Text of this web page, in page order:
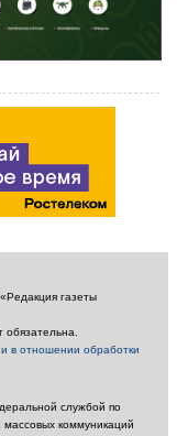
газеты
в отношении обработки
службой по
коммуникаций